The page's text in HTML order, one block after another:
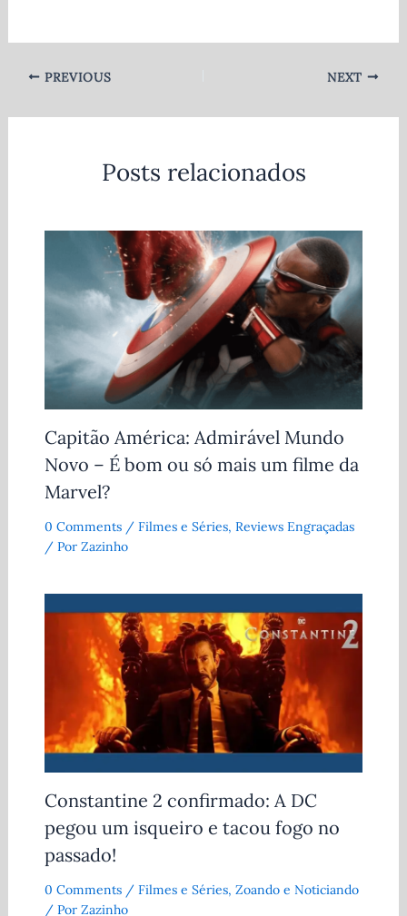
PREVIOUS NEXT
Posts relacionados
Capitão América: Admirável Mundo
Novo – É bom ou só mais um filme da
Marvel?
0 Comments / Filmes e Séries, Reviews Engraçadas
/ Por Zazinho
Constantine 2 confirmado: A DC
pegou um isqueiro e tacou fogo no
passado!
0 Comments / Filmes e Séries, Zoando e Noticiando
/ Por Zazinho